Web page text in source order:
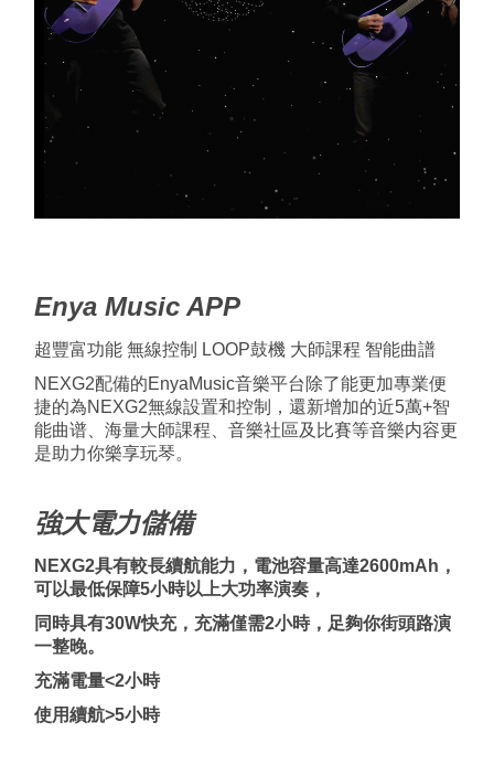
Enya Music APP
超豐富功能 無線控制 LOOP鼓機 大師課程 智能曲譜
NEXG2配備的EnyaMusic音樂平台除了能更加專業便
捷的為NEXG2無線設置和控制，還新增加的近5萬+智
能曲谱、海量大師課程、音樂社區及比賽等音樂内容更
是助力你樂享玩琴。
強大電力儲備
NEXG2具有較長續航能力，電池容量高達2600mAh，
可以最低保障5小時以上大功率演奏，
同時具有30W快充，充滿僅需2小時，足夠你街頭路演
一整晚。
充滿電量<2小時
使用續航>5小時